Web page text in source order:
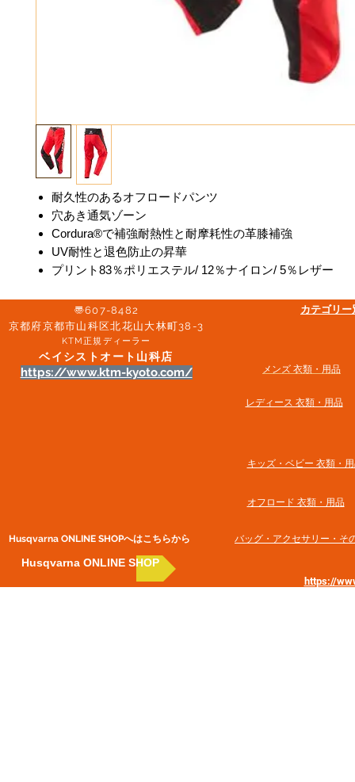
耐久性のあるオフロードパンツ
穴あき通気ゾーン
Cordura®で補強耐熱性と耐摩耗性の革膝補強
UV耐性と退色防止の昇華
プリント83％ポリエステル/ 12％ナイロン/ 5％レザー
〠607-8482
京都府京都市山科区北花山大林町38-3​
KTM正規ディーラー
ベイシストオート山科店
https://www.ktm-kyoto.com/
Husqvarna ONLINE SHOP​へはこちらから
Husqvarna ONLINE SHOP
カテゴリ
メンズ 衣類・用品
​レディース 衣類・用品
キッズ・ベビー 衣類・
オフロード 衣類・用品
バッグ・アクセサリー・そ
https://